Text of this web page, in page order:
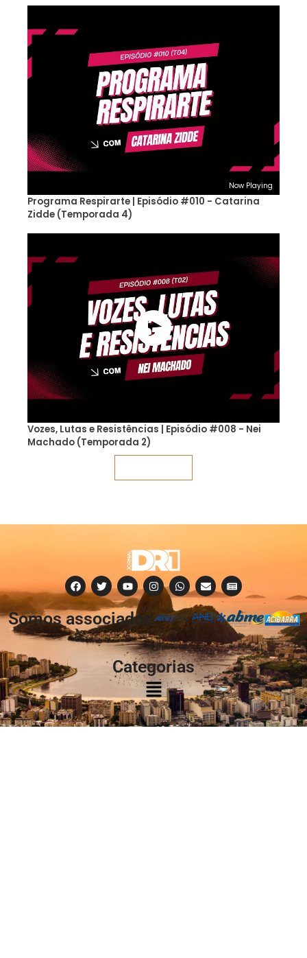
Now Playing
Programa Respirarte | Episódio #010 - Catarina
Zidde (Temporada 4)
Vozes, Lutas e Resistências | Episódio #008 - Nei
Machado (Temporada 2)
Somos associados
à:
Categorias